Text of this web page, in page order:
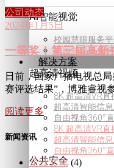
AI智能视觉
校园慧眼服务
校园慧眼服务
解决方案
超高清视频
8K 超高清VR
超高清智能信
自由视角360°
8K 超高清VR直
超高清智能信
自由视角360°
公共安全
公司动态
2024年1月5日
一等奖！第三届高新
日前，国家广播电视总
赛评选结果”，博雅睿视
阅读更多
新闻资讯
企业文化 (4)